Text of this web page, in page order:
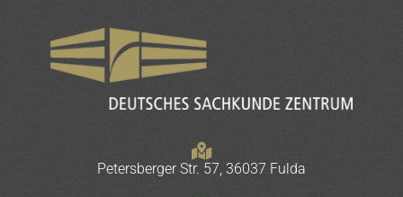
Petersberger Str. 57, 36037 Fulda